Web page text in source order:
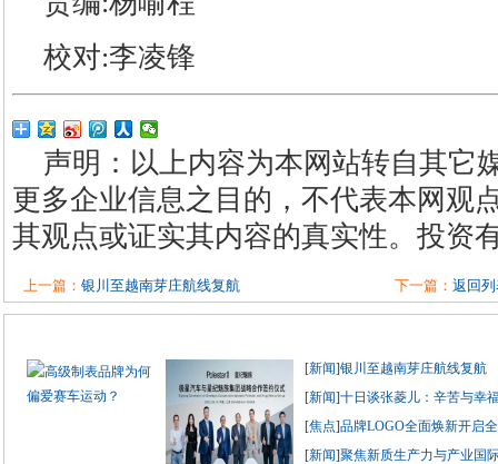
校对:李凌锋
声明：以上内容为本网站转自其它
更多企业信息之目的，不代表本网观
其观点或证实其内容的真实性。投资
上一篇： 银川至越南芽庄航线复航 下一篇： 返回
[新闻]银川至越南芽庄航线复航
[新闻]十日谈张菱儿：辛苦与幸
[焦点]品牌LOGO全面焕新开启
[新闻]聚焦新质生产力与产业国